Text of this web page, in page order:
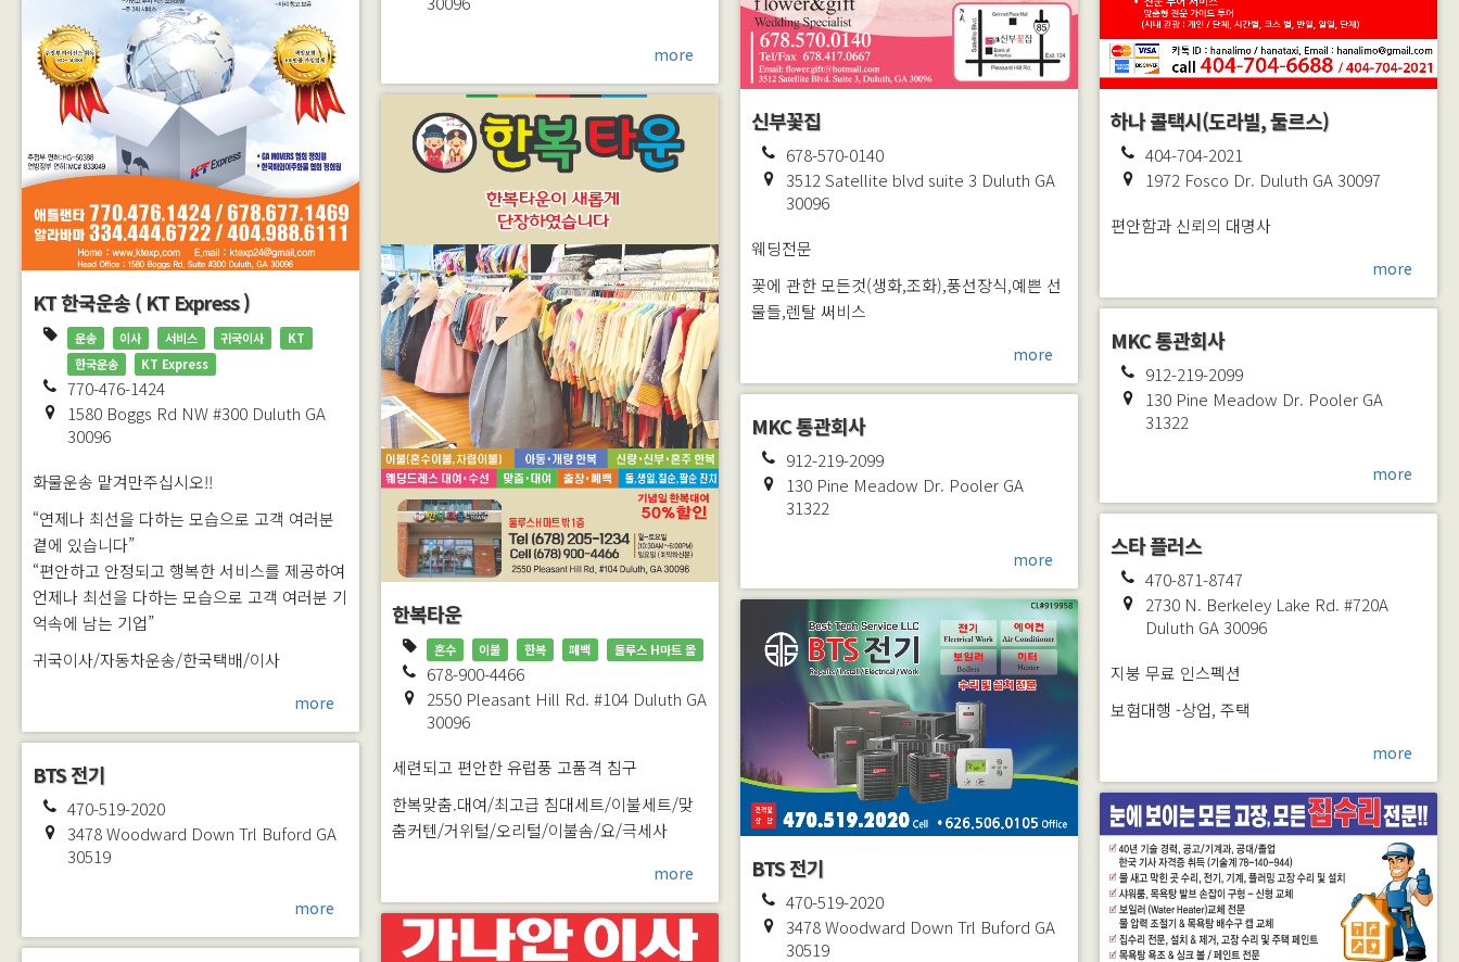
KT 한국운송 ( KT Express )
운송 이사 서비스 귀국이사
KT
한국운송
KT Express
770-476-1424
1580 Boggs Rd NW #300 Duluth GA
30096
화물운송 맡겨만주십시오!!
“연제나 최선을 다하는 모습으로 고객 여러분
곁에 있습니다”
“편안하고 안정되고 행복한 서비스를 제공하여
언제나 최선을 다하는 모습으로 고객 여러분 기
억속에 남는 기업”
귀국이사/자동차운송/한국택배/이사
more
BTS 전기
470-519-2020
3478 Woodward Down Trl Buford GA
30519
more
more
한복타운
혼수 이불 한복 폐백 둘루스 H마트 몰
678-900-4466
2550 Pleasant Hill Rd. #104 Duluth GA
30096
세련되고 편안한 유럽풍 고품격 침구
한복맞춤.대여/최고급 침대세트/이불세트/맞
춤커텐/거위털/오리털/이불솜/요/극세사
more
신부꽃집
678-570-0140
3512 Satellite blvd suite 3 Duluth GA
30096
웨딩전문
꽃에 관한 모든것(생화,조화),풍선장식,예쁜 선
물들,렌탈 써비스
more
MKC 통관회사
912-219-2099
130 Pine Meadow Dr. Pooler GA
31322
more
BTS 전기
470-519-2020
3478 Woodward Down Trl Buford GA
30519
하나 콜택시(도라빌, 둘르스)
404-704-2021
1972 Fosco Dr. Duluth GA30097
편안함과 신뢰의 대명사
more
MKC 통관회사
912-219-2099
130 Pine Meadow Dr. Pooler GA
31322
more
스타 플러스
470-871-8747
2730 N. Berkeley Lake Rd. #720A
Duluth GA30096
지붕 무료 인스펙션
보험대행 -상업, 주택
more